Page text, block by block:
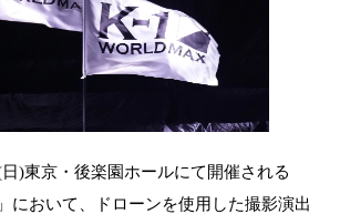
)東京・後楽園ホールにて開催される
において、ドローンを使用した撮影演出